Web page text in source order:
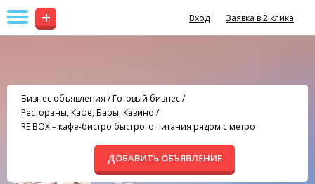
+ Вход Заявка в 2 клика
Бизнес объявления /Готовый бизнес/
Рестораны, Кафе, Бары, Казино /
RE BOX – кафе-бистро быстрого питания рядом с метро
ДОБАВИТЬ ОБЪЯВЛЕНИЕ